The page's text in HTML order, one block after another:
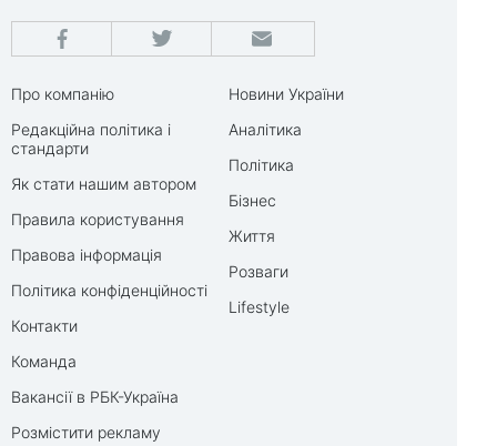
Про компанію
Редакційна політика і
стандарти
Як стати нашим автором
Правила користування
Правова інформація
Політика конфіденційності
Контакти
Команда
Вакансії в РБК-Україна
Розмістити рекламу
Новини України
Аналітика
Політика
Бізнес
Життя
Розваги
Lifestyle